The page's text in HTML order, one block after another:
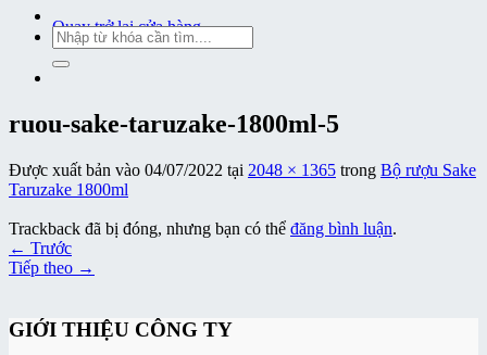
Quay trở lại cửa hàng
Tìm
kiếm:
ruou-sake-taruzake-1800ml-5
Được xuất bản vào 04/07/2022 tại 2048 × 1365 trong Bộ rượu Sake
Taruzake 1800ml
Trackback đã bị đóng, nhưng bạn có thể đăng bình luận.
← Trước
Tiếp theo →
GIỚI THIỆU CÔNG TY